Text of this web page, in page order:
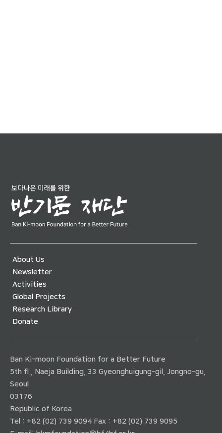
About Us
Newsletter
Activities
Global Projects
Research Library
Donate
Ban Ki-moon Foundation for a Better Future
5th fl., Naeja Building, 33 Gyeonghuigung-gil, Jongno-gu,
Seoul
03176
Republic of Korea
Tel : +82 (02) 739 9094 Fax : +82 (02) 739 9095